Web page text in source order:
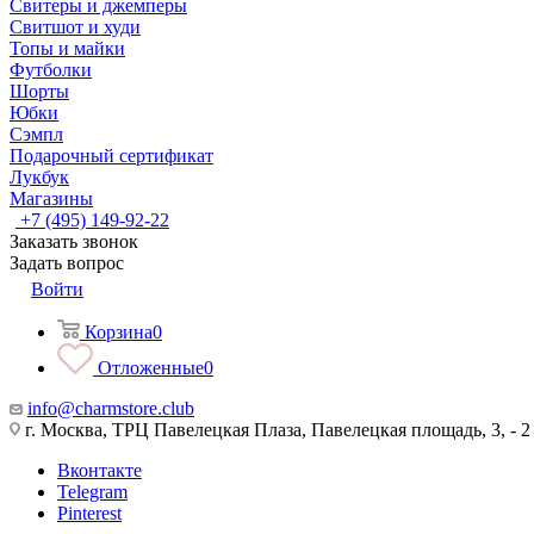
Свитеры и джемперы
Свитшот и худи
Топы и майки
Футболки
Шорты
Юбки
Сэмпл
Подарочный сертификат
Лукбук
Магазины
+7 (495) 149-92-22
Заказать звонок
Задать вопрос
Войти
Корзина0
Отложенные0
info@charmstore.club
г. Москва, ТРЦ Павелецкая Плаза, Павелецкая площадь, 3, - 2
Вконтакте
Telegram
Pinterest